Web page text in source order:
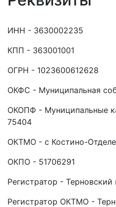
ИНН - 3630002235
КПП - 363001001
ОГРН - 1023600612628
ОКФС - Муниципальная
ОКОПФ - Муниципальные
75404
ОКТМО - с Костино-
ОКПО - 51706291
Регистратор -
Регистратор ОКТМО -